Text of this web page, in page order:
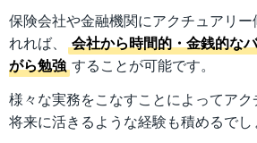
保険会社や金融機関にアクチュアリ
れれば、
会社から時間的・金銭的な
がら勉強 することが可能です。
様々な実務をこなすことによってア
将来に活きるような経験も積めるでし